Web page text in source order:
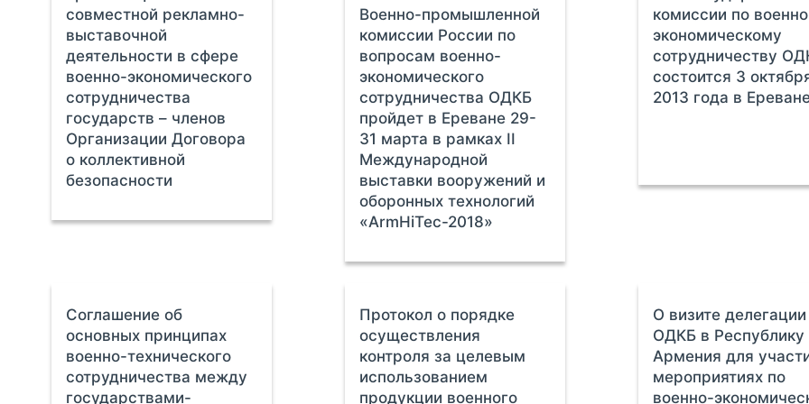
совместной рекламно-
выставочной
деятельности в сфере
военно-экономического
сотрудничества
государств – членов
Организации Договора
о коллективной
безопасности
Военно-промышленной
комиссии России по
вопросам военно-
экономического
сотрудничества ОДКБ
пройдет в Ереване 29-
31 марта в рамках II
Международной
выставки вооружений и
оборонных технологий
«ArmHiTec-2018»
комиссии по
экономическому
сотрудничеству
состоится 3
2013 года в
Соглашение об
основных принципах
военно-технического
сотрудничества между
государствами-
Протокол о порядке
осуществления
контроля за целевым
использованием
продукции военного
О визите делегации
ОДКБ в Республику
Армения для
мероприятиях по
военно-